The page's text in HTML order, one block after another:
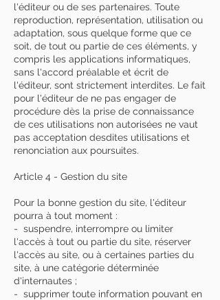
l'éditeur ou de ses partenaires. Toute
reproduction, représentation, utilisation ou
adaptation, sous quelque forme que ce
soit, de tout ou partie de ces éléments, y
compris les applications informatiques,
sans l'accord préalable et écrit de
l'éditeur, sont strictement interdites. Le fait
pour l'éditeur de ne pas engager de
procédure dès la prise de connaissance
de ces utilisations non autorisées ne vaut
pas acceptation desdites utilisations et
renonciation aux poursuites.
Article 4 - Gestion du site
Pour la bonne gestion du site, l'éditeur
pourra à tout moment :
- suspendre, interrompre ou limiter
l'accès à tout ou partie du site, réserver
l'accès au site, ou à certaines parties du
site, à une catégorie déterminée
d'internautes ;
- supprimer toute information pouvant en